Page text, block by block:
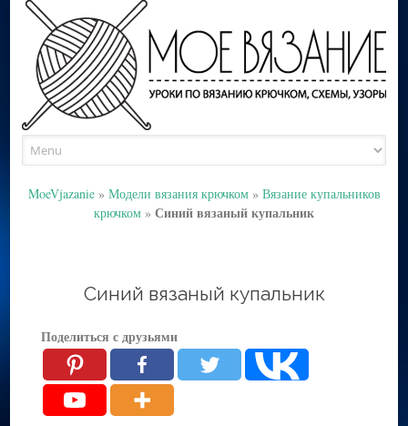
to
MoeVjazanie» Модели вязания крючком» Вязание купальников
крючком » Синий вязаный купальник
Синий вязаный купальник
Поделиться с друзьями